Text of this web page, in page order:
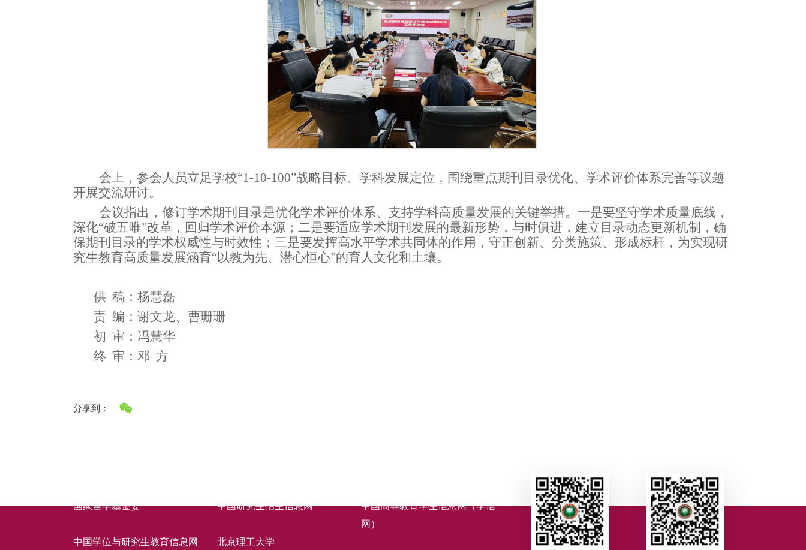
会上，参会人员立足学校“1-10-100”战略目标、学科发展定位，围绕重点期刊目录优化、学术评价体系完善等议题
开展交流研讨。
会议指出，修订学术期刊目录是优化学术评价体系、支持学科高质量发展的关键举措。一是要坚守学术质量底线，
深化“破五唯”改革，回归学术评价本源； 二是要适应学术期刊发展的最新形势，与时俱进，建立目录动态更新机制，确
保期刊目录的学术权威性与时效性； 三是要发挥高水平学术共同体的作用，守正创新、分类施策、形成标杆 ， 为实现研
究生教育高质量发展涵育“以教为先、潜心恒心”的育人文化和土壤。
供 稿：杨慧磊
责 编：谢文龙、曹珊珊
初 审：冯慧华
终 审：邓 方
分享到：
国家留学基金委 中国研究生招生信息网
中国高等教育学生信息网（学信
网）
中国学位与研究生教育信息网
北京理工大学